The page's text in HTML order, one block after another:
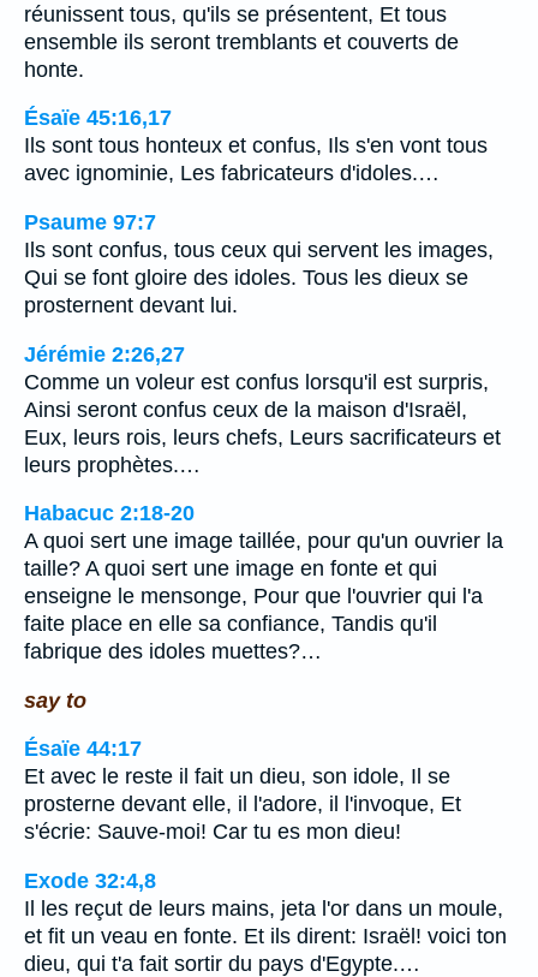
réunissent tous, qu'ils se présentent, Et tous
ensemble ils seront tremblants et couverts de
honte.
Ésaïe 45:16,17
Ils sont tous honteux et confus, Ils s'en vont tous
avec ignominie, Les fabricateurs d'idoles.…
Psaume 97:7
Ils sont confus, tous ceux qui servent les images,
Qui se font gloire des idoles. Tous les dieux se
prosternent devant lui.
Jérémie 2:26,27
Comme un voleur est confus lorsqu'il est surpris,
Ainsi seront confus ceux de la maison d'Israël,
Eux, leurs rois, leurs chefs, Leurs sacrificateurs et
leurs prophètes.…
Habacuc 2:18-20
A quoi sert une image taillée, pour qu'un ouvrier la
taille? A quoi sert une image en fonte et qui
enseigne le mensonge, Pour que l'ouvrier qui l'a
faite place en elle sa confiance, Tandis qu'il
fabrique des idoles muettes?…
say to
Ésaïe 44:17
Et avec le reste il fait un dieu, son idole, Il se
prosterne devant elle, il l'adore, il l'invoque, Et
s'écrie: Sauve-moi! Car tu es mon dieu!
Exode 32:4,8
Il les reçut de leurs mains, jeta l'or dans un moule,
et fit un veau en fonte. Et ils dirent: Israël! voici ton
dieu, qui t'a fait sortir du pays d'Egypte.…